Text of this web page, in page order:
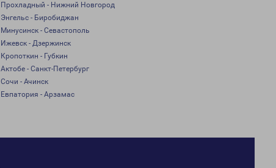
Прохладный - Нижний Новгород
Энгельс - Биробиджан
Минусинск - Севастополь
Ижевск - Дзержинск
Кропоткин - Губкин
Актобе - Санкт-Петербург
Сочи - Ачинск
Евпатория - Арзамас